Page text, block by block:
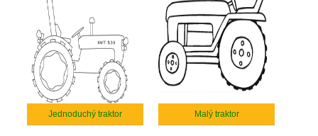
Jednoduchý traktor Malý traktor